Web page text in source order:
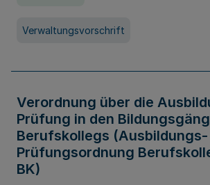
Verwaltungsvorschrift
Verordnung über die
Prüfung in den
Berufskollegs (Ausbildungs-
Prüfungsordnung
BK)